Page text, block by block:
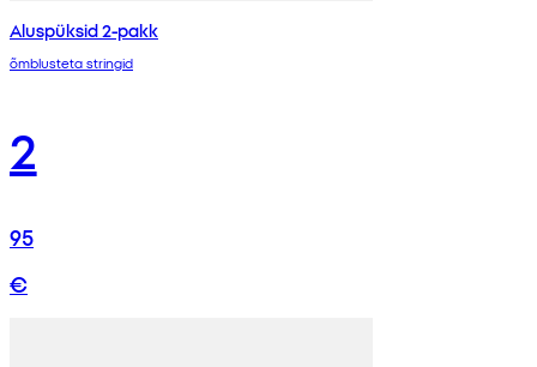
Aluspüksid 2-pakk
õmblusteta stringid
2
95
€